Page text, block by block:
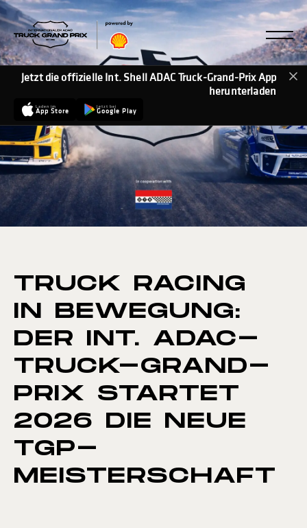
Jetzt die offizielle Int. Shell ADAC Truck-Grand-Prix App
herunterladen
Laden im
App Store
Jetzt bei
Google Play
TRUCK RACING
IN BEWEGUNG:
DER INT. ADAC-
TRUCK-GRAND-
PRIX STARTET
2026 DIE NEUE
TGP-
MEISTERSCHAFT